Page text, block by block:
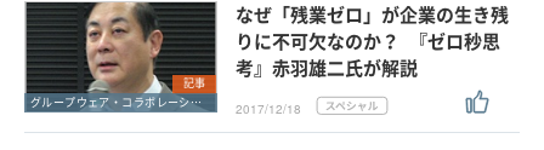
記事
グループウェア・コラボレーション
なぜ「残業ゼロ」が企業の生き残
りに不可欠なのか？ 『ゼロ秒思
考』赤羽雄二氏が解説
2017/12/18